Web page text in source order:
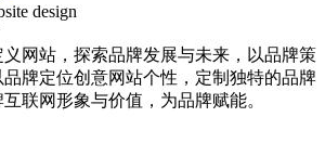
design
网站，探索品牌发展与未来，以品牌策
牌定位创意网站个性，定制独特的品牌
联网形象与价值，为品牌赋能。